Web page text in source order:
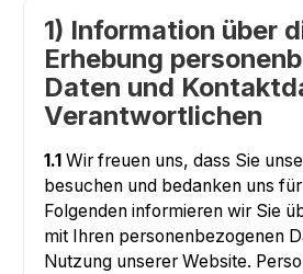
1) Information über
Erhebung
Daten und
Verantwortlichen
1.1 Wir freuen uns, dass Sie
besuchen und bedanken uns
Folgenden informieren wir Sie
mit Ihren personenbezogenen
Nutzung unserer Website.